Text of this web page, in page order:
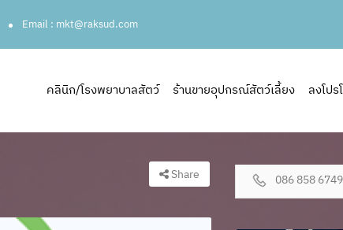
Email : mkt@raksud.com
คลินิก/โรงพยาบาลสัตว์ ร้านขายอุปกรณ์สัตว์เลี้ยง ลงโป
Share 086 858 6749